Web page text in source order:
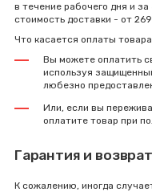
в течение рабочего дня и
стоимость доставки - от
Что касается оплаты
Вы можете оплатить
используя
любезно
Или, если вы
оплатите товар при
Гарантия и возврат
К сожалению, иногда